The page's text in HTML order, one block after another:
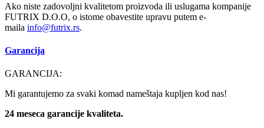
Ako niste zadovoljni kvalitetom proizvoda ili uslugama kompanije
FUTRIX D.O.O, o istome obavestite upravu putem e-
maila info@futrix.rs.
Garancija
GARANCIJA:
Mi garantujemo za svaki komad nameštaja kupljen kod nas!
24 meseca garancije kvaliteta.